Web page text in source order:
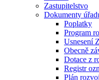
Zastupitelstvo
Dokumenty
Poplatky
Program
Usnesení
Obecně
Dotace z
Registr
Plán